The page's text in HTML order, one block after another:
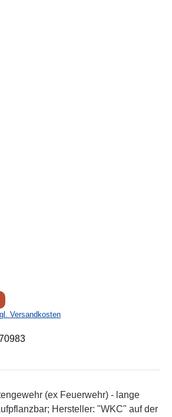
Versandkosten
(ex Feuerwehr) - lange
Hersteller: "WKC" auf der